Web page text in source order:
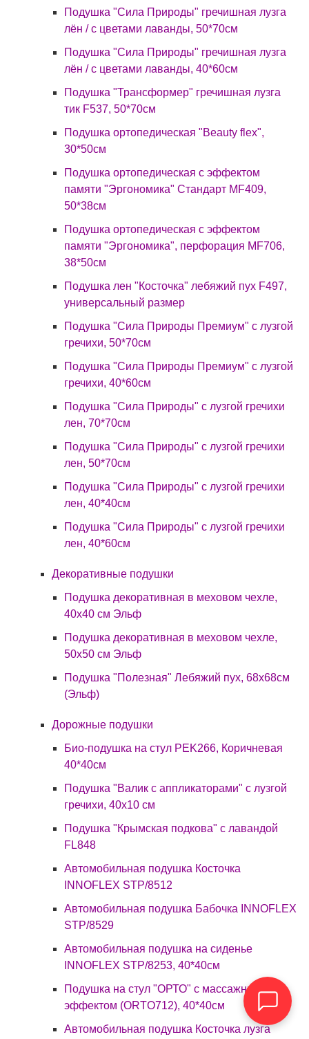
Подушка "Сила Природы" гречишная лузга
лён / с цветами лаванды, 50*70см
Подушка "Сила Природы" гречишная лузга
лён / с цветами лаванды, 40*60см
Подушка "Трансформер" гречишная лузга
тик F537, 50*70см
Подушка ортопедическая "Beauty flex",
30*50см
Подушка ортопедическая с эффектом
памяти "Эргономика" Стандарт MF409,
50*38см
Подушка ортопедическая с эффектом
памяти "Эргономика", перфорация MF706,
38*50см
Подушка лен "Косточка" лебяжий пух F497,
универсальный размер
Подушка "Сила Природы Премиум" с лузгой
гречихи, 50*70см
Подушка "Сила Природы Премиум" с лузгой
гречихи, 40*60см
Подушка "Сила Природы" с лузгой гречихи
лен, 70*70см
Подушка "Сила Природы" с лузгой гречихи
лен, 50*70см
Подушка "Сила Природы" с лузгой гречихи
лен, 40*40см
Подушка "Сила Природы" с лузгой гречихи
лен, 40*60см
Декоративные подушки
Подушка декоративная в меховом чехле,
40х40 см Эльф
Подушка декоративная в меховом чехле,
50х50 см Эльф
Подушка "Полезная" Лебяжий пух, 68х68см
(Эльф)
Дорожные подушки
Био-подушка на стул PEK266, Коричневая
40*40см
Подушка "Валик с аппликаторами" с лузгой
гречихи, 40x10 см
Подушка "Крымская подкова" с лавандой
FL848
Автомобильная подушка Косточка
INNOFLEX STP/8512
Автомобильная подушка Бабочка INNOFLEX
STP/8529
Автомобильная подушка на сиденье
INNOFLEX STP/8253, 40*40см
Подушка на стул "ОРТО" с массажным
эффектом (ORTO712), 40*40см
Автомобильная подушка Косточка лузга